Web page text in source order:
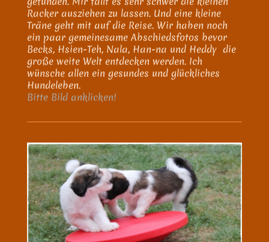
Racker ausziehen zu lassen. Und eine kleine
Träne geht mit auf die Reise. Wir haben noch
ein paar gemeinesame Abschiedsfotos bevor
Becks, Hsien-Teh, Nala, Han-na und Heddy die
große weite Welt entdecken werden. Ich
wünsche allen ein gesundes und glückliches
Hundeleben.
Bitte Bild anklicken!